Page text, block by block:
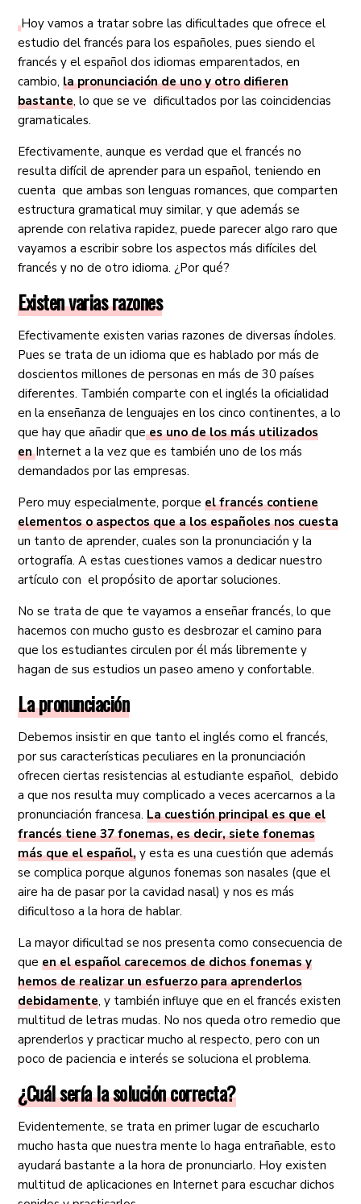
Hoy vamos a tratar sobre las dificultades que ofrece el
estudio del francés para los españoles, pues siendo el
francés y el español dos idiomas emparentados, en
cambio,la pronunciación de uno y otro difieren
bastante, lo que se ve dificultados por las coincidencias
gramaticales.
Efectivamente, aunque es verdad que el francés no
resulta difícil de aprender para un español, teniendo en
cuenta que ambas son lenguas romances, que comparten
estructura gramatical muy similar, y que además se
aprende con relativa rapidez, puede parecer algo raro que
vayamos a escribir sobre los aspectos más difíciles del
francés y no de otro idioma. ¿Por qué?
Existen varias razones
Efectivamente existen varias razones de diversas índoles.
Pues se trata de un idioma que es hablado por más de
doscientos millones de personas en más de 30 países
diferentes. También comparte con el inglés la oficialidad
en la enseñanza de lenguajes en los cinco continentes, a lo
que hay que añadir quees uno de los más utilizados
enInternet a la vez que es también uno de los más
demandados por las empresas.
Pero muy especialmente, porqueel francés contiene
elementos o aspectos que a los españoles nos cuesta
un tanto de aprender, cuales son la pronunciación y la
ortografía. A estas cuestiones vamos a dedicar nuestro
artículo con el propósito de aportar soluciones.
No se trata de que te vayamos a enseñar francés, lo que
hacemos con mucho gusto es desbrozar el camino para
que los estudiantes circulen por él más libremente y
hagan de sus estudios un paseo ameno y confortable.
La pronunciación
Debemos insistir en que tanto el inglés como el francés,
por sus características peculiares en la pronunciación
ofrecen ciertas resistencias al estudiante español, debido
a que nos resulta muy complicado a veces acercarnos a la
pronunciación francesa.La cuestión principal es que el
francés tiene 37 fonemas, es decir, siete fonemas
más que el español, y esta es una cuestión que además
se complica porque algunos fonemas son nasales (que el
aire ha de pasar por la cavidad nasal) y nos es más
dificultoso a la hora de hablar.
La mayor dificultad se nos presenta como consecuencia de
queen el español carecemos de dichos fonemas y
hemos de realizar un esfuerzo para aprenderlos
debidamente, y también influye que en el francés existen
multitud de letras mudas. No nos queda otro remedio que
aprenderlos y practicar mucho al respecto, pero con un
poco de paciencia e interés se soluciona el problema.
¿Cuál sería la solución correcta?
Evidentemente, se trata en primer lugar de escucharlo
mucho hasta que nuestra mente lo haga entrañable, esto
ayudará bastante a la hora de pronunciarlo. Hoy existen
multitud de aplicaciones en Internet para escuchar dichos